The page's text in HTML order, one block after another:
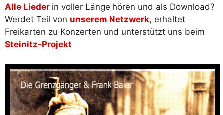
Alle Lieder in voller Länge hören und als Download?
Werdet Teil von unserem Netzwerk, erhaltet
Freikarten zu Konzerten und unterstützt uns beim
Steinitz-Projekt